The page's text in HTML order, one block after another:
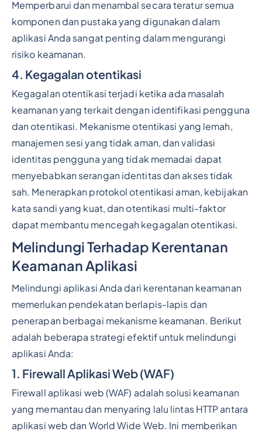
Memperbarui dan menambal secara teratur semua
komponen dan pustaka yang digunakan dalam
aplikasi Anda sangat penting dalam mengurangi
risiko keamanan.
4. Kegagalan otentikasi
Kegagalan otentikasi terjadi ketika ada masalah
keamanan yang terkait dengan identifikasi pengguna
dan otentikasi. Mekanisme otentikasi yang lemah,
manajemen sesi yang tidak aman, dan validasi
identitas pengguna yang tidak memadai dapat
menyebabkan serangan identitas dan akses tidak
sah. Menerapkan protokol otentikasi aman, kebijakan
kata sandi yang kuat, dan otentikasi multi-faktor
dapat membantu mencegah kegagalan otentikasi.
Melindungi Terhadap Kerentanan
Keamanan Aplikasi
Melindungi aplikasi Anda dari kerentanan keamanan
memerlukan pendekatan berlapis-lapis dan
penerapan berbagai mekanisme keamanan. Berikut
adalah beberapa strategi efektif untuk melindungi
aplikasi Anda:
1. Firewall Aplikasi Web (WAF)
Firewall aplikasi web (WAF) adalah solusi keamanan
yang memantau dan menyaring lalu lintas HTTP antara
aplikasi web dan World Wide Web. Ini memberikan